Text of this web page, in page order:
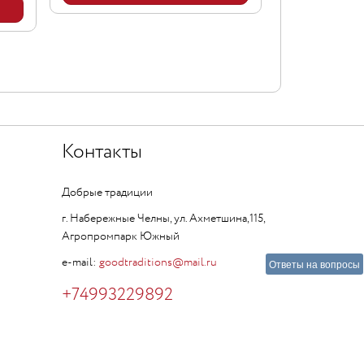
Контакты
Добрые традиции
г. Набережные Челны, ул. Ахметшина,115,
Агропромпарк Южный
e-mail: goodtraditions@mail.ru
+74993229892
Ответы на вопросы